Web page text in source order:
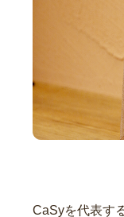
CaSyを代表す